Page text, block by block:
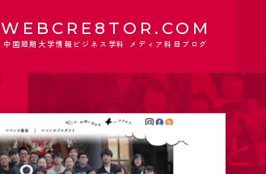
WEBCRE8TOR.COM
中国短期大学情報ビジネス学科 メディア科目ブログ